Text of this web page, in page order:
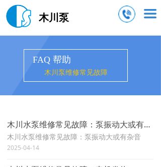
끀
木川泵
FAQ 帮助
木川泵维修常见故障
木川水泵维修常见故障：泵振动大或有杂音
木川水泵维修常见故障：泵振动大或有杂音
2025-04-14